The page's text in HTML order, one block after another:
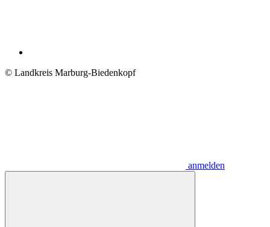
© Landkreis Marburg-Biedenkopf
anmelden